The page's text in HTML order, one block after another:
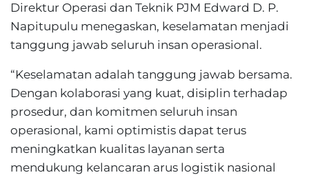
Direktur Operasi dan Teknik PJM Edward D. P.
Napitupulu menegaskan, keselamatan menjadi
tanggung jawab seluruh insan operasional.
“Keselamatan adalah tanggung jawab bersama.
Dengan kolaborasi yang kuat, disiplin terhadap
prosedur, dan komitmen seluruh insan
operasional, kami optimistis dapat terus
meningkatkan kualitas layanan serta
mendukung kelancaran arus logistik nasional